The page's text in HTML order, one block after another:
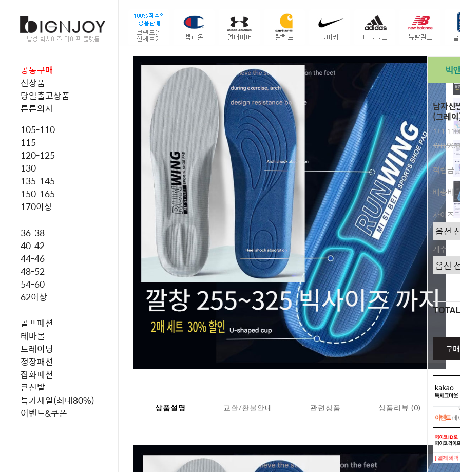
공동구매
신상품
당일출고상품
튼튼의자
105-110
115
120-125
130
135-145
150-165
170이상
36-38
40-42
44-46
48-52
54-60
62이상
골프패션
테마몰
트레이닝
정장패션
잡화패션
큰신발
특가세일(최대80%)
이벤트&쿠폰
남자신
(그레
1+1
￦8,900
적립금
배송비
사이즈
개수
TOTAL
구
이벤트페
이벤트페
[ 결제혜
상품설명 교환/환불안내 관련상품 상품리뷰 (0)